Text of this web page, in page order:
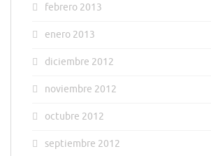
febrero 2013
enero 2013
diciembre 2012
noviembre 2012
octubre 2012
septiembre 2012